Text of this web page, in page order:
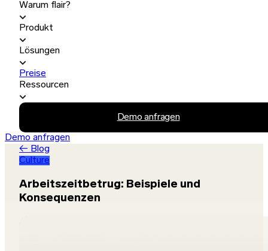
Warum flair?
Produkt
Lösungen
Preise
Ressourcen
Demo anfragen
Demo anfragen
← Blog
Culture
Arbeitszeitbetrug: Beispiele und
Konsequenzen